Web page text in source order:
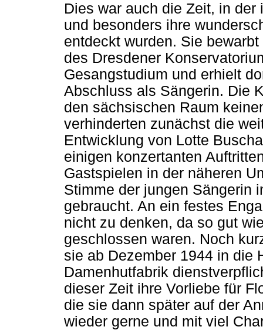
Dies war auch die Zeit, in der
und besonders ihre
entdeckt wurden. Sie
des Dresdener
Gesangstudium und erhielt
Abschluss als Sängerin. Die
den sächsischen Raum
verhinderten zunächst die
Entwicklung von Lotte
einigen konzertanten
Gastspielen in der näheren
Stimme der jungen Sängerin
gebraucht. An ein festes
nicht zu denken, da so gut
geschlossen waren. Noch
sie ab Dezember 1944 in die
Damenhutfabrik
dieser Zeit ihre Vorliebe für
die sie dann später auf der
wieder gerne und mit viel